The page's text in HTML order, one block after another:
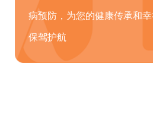
病预防，为您的健康传承和
保驾护航